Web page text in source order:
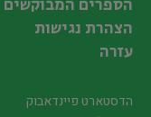
הספרים המבוקשים
הצהרת נגישות
עזרה
הדסטארט פיינדאבוק